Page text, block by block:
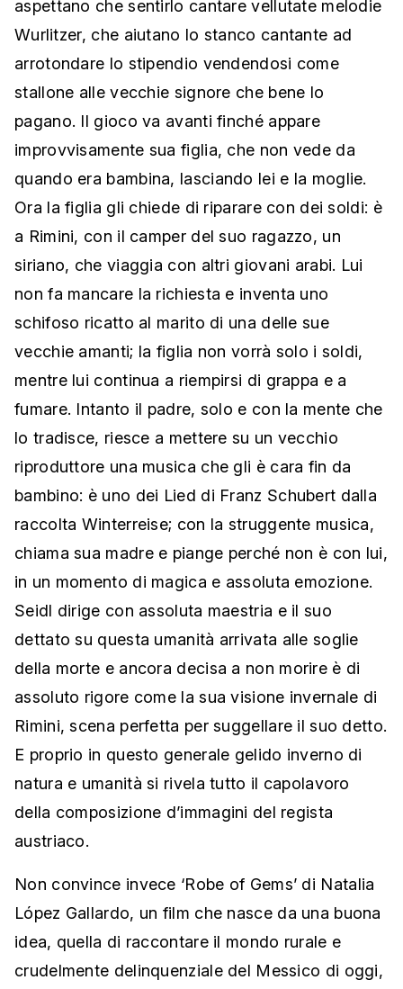
aspettano che sentirlo cantare vellutate melodie
Wurlitzer, che aiutano lo stanco cantante ad
arrotondare lo stipendio vendendosi come
stallone alle vecchie signore che bene lo
pagano. Il gioco va avanti finché appare
improvvisamente sua figlia, che non vede da
quando era bambina, lasciando lei e la moglie.
Ora la figlia gli chiede di riparare con dei soldi: è
a Rimini, con il camper del suo ragazzo, un
siriano, che viaggia con altri giovani arabi. Lui
non fa mancare la richiesta e inventa uno
schifoso ricatto al marito di una delle sue
vecchie amanti; la figlia non vorrà solo i soldi,
mentre lui continua a riempirsi di grappa e a
fumare. Intanto il padre, solo e con la mente che
lo tradisce, riesce a mettere su un vecchio
riproduttore una musica che gli è cara fin da
bambino: è uno dei Lied di Franz Schubert dalla
raccolta Winterreise; con la struggente musica,
chiama sua madre e piange perché non è con lui,
in un momento di magica e assoluta emozione.
Seidl dirige con assoluta maestria e il suo
dettato su questa umanità arrivata alle soglie
della morte e ancora decisa a non morire è di
assoluto rigore come la sua visione invernale di
Rimini, scena perfetta per suggellare il suo detto.
E proprio in questo generale gelido inverno di
natura e umanità si rivela tutto il capolavoro
della composizione d’immagini del regista
austriaco.
Non convince invece ‘Robe of Gems’ di Natalia
López Gallardo, un film che nasce da una buona
idea, quella di raccontare il mondo rurale e
crudelmente delinquenziale del Messico di oggi,